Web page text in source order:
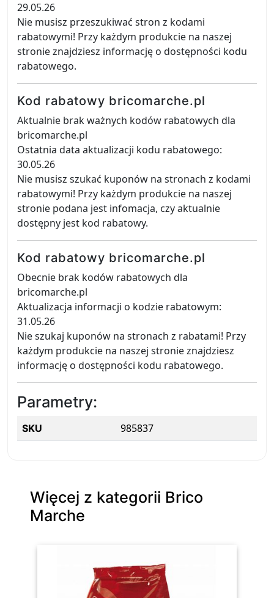
29.05.26
Nie musisz przeszukiwać stron z kodami
rabatowymi! Przy każdym produkcie na naszej
stronie znajdziesz informację o dostępności kodu
rabatowego.
Kod rabatowy bricomarche.pl
Aktualnie brak ważnych kodów rabatowych dla
bricomarche.pl
Ostatnia data aktualizacji kodu rabatowego:
30.05.26
Nie musisz szukać kuponów na stronach z kodami
rabatowymi! Przy każdym produkcie na naszej
stronie podana jest infomacja, czy aktualnie
dostępny jest kod rabatowy.
Kod rabatowy bricomarche.pl
Obecnie brak kodów rabatowych dla
bricomarche.pl
Aktualizacja informacji o kodzie rabatowym:
31.05.26
Nie szukaj kuponów na stronach z rabatami! Przy
każdym produkcie na naszej stronie znajdziesz
informację o dostępności kodu rabatowego.
Parametry:
SKU 985837
Więcej z kategorii Brico
Marche